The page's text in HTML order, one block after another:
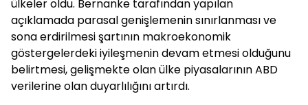
ülkeler oldu. Bernanke tarafından yapılan
açıklamada parasal genişlemenin sınırlanması ve
sona erdirilmesi şartının makroekonomik
göstergelerdeki iyileşmenin devam etmesi olduğunu
belirtmesi, gelişmekte olan ülke piyasalarının ABD
verilerine olan duyarlılığını artırdı.